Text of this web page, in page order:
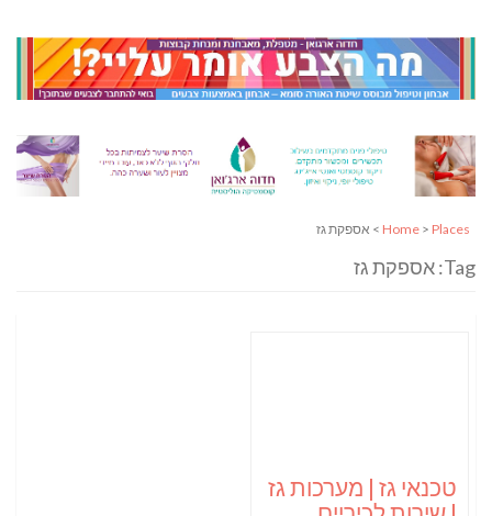
Home > Places > אספקת גז
Tag: אספקת גז
טכנאי גז | מערכות גז